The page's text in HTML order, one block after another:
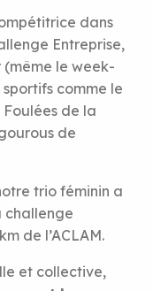
dans
Entreprise,
(même le week-
comme le
de la
de
trio féminin a
challenge
de l’ACLAM.
et collective,